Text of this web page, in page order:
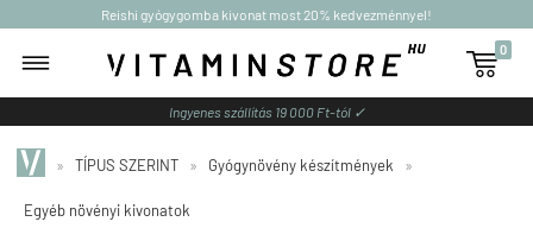
Reishi gyógygomba kivonat most 20% kedvezménnyel!

0
Ingyenes szállítás 19 000 Ft-tól ✓
» TÍPUS SZERINT » Gyógynövény készítmények »
Egyéb növényi kivonatok